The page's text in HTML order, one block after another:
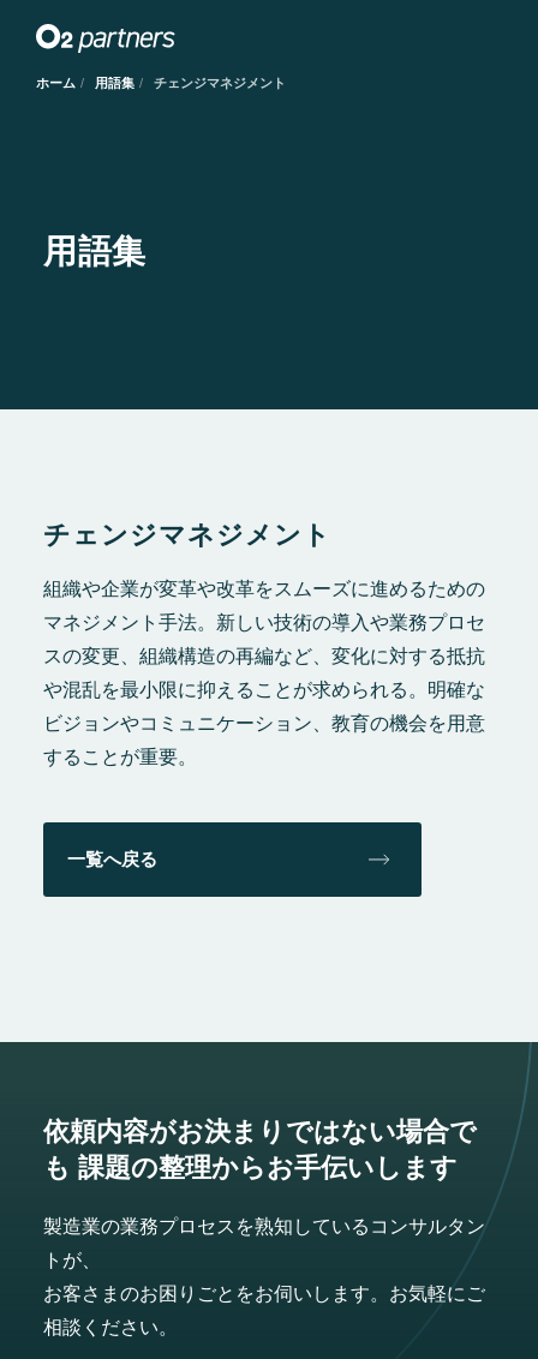
ホーム 用語集 チェンジマネジメント
用語集
チェンジマネジメント
組織や企業が変革や改革をスムーズに進めるための
マネジメント手法。新しい技術の導入や業務プロセ
スの変更、組織構造の再編など、変化に対する抵抗
や混乱を最小限に抑えることが求められる。明確な
ビジョンやコミュニケーション、教育の機会を用意
することが重要。
一覧へ戻る
依頼内容がお決まりではない場合で
も 課題の整理からお手伝いします
製造業の業務プロセスを熟知しているコンサルタン
トが、
お客さまのお困りごとをお伺いします。お気軽にご
相談ください。